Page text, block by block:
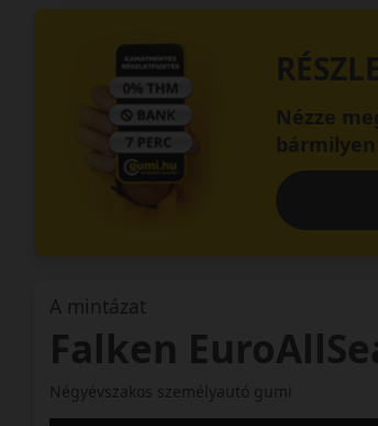
Nézze
A mintázat
Falken
Négyévszakos személyautó gumi